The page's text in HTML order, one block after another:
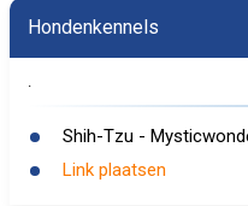
Hondenkennels
.
Shih-Tzu -
Link plaatsen